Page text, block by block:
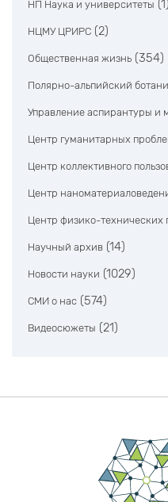
НП Наука и университеты (1)
НЦМУ ЦРИРС (2)
Общественная жизнь (354)
Полярно-альпийский
Управление аспирантуры и
Центр гуманитарных
Центр коллективного
Центр
Центр физико-технических
Научный архив (14)
Новости науки (1029)
СМИ о нас (574)
Видеосюжеты (21)